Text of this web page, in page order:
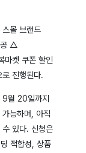
몰 브랜드
공 △
마켓 쿠폰 할인
진행된다.
9월 20일까지
능하며, 아직
수 있다. 신청은
적합성, 상품